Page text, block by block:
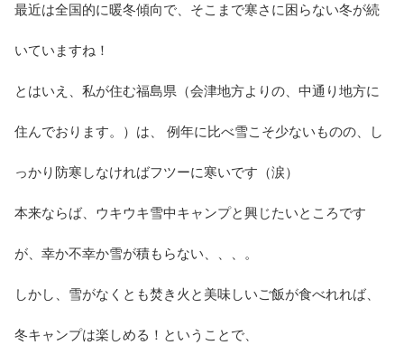
最近は全国的に暖冬傾向で、そこまで寒さに困らない冬が続
いていますね！
とはいえ、私が住む福島県（会津地方よりの、中通り地方に
住んでおります。）は、 例年に比べ雪こそ少ないものの、し
っかり防寒しなければフツーに寒いです（涙）
本来ならば、ウキウキ雪中キャンプと興じたいところです
が、幸か不幸か雪が積もらない、、、。
しかし、雪がなくとも焚き火と美味しいご飯が食べれれば、
冬キャンプは楽しめる！ということで、